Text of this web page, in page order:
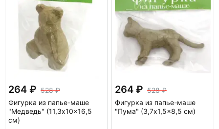
264
528
Фигурка из папье-маше
"Медведь" (11,3x10x16,5
см)
264
528
Фигурка из папье-маше
"Пума" (3,7x1,5x8,5 см)